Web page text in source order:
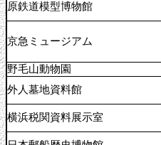
原鉄道模型博物館
京急ミュージアム
野毛山動物園
外人墓地資料館
横浜税関資料展示室